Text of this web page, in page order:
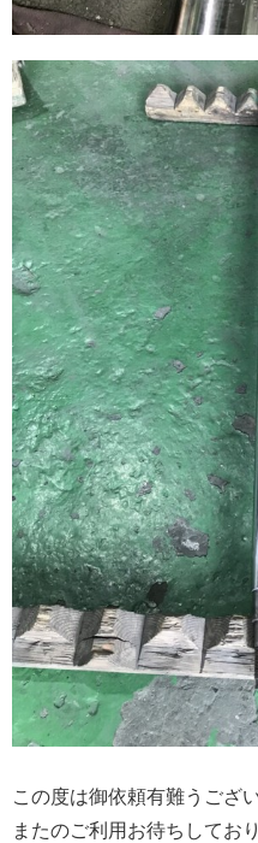
この度は御依頼有難うござ
またのご利用お待ちしてお